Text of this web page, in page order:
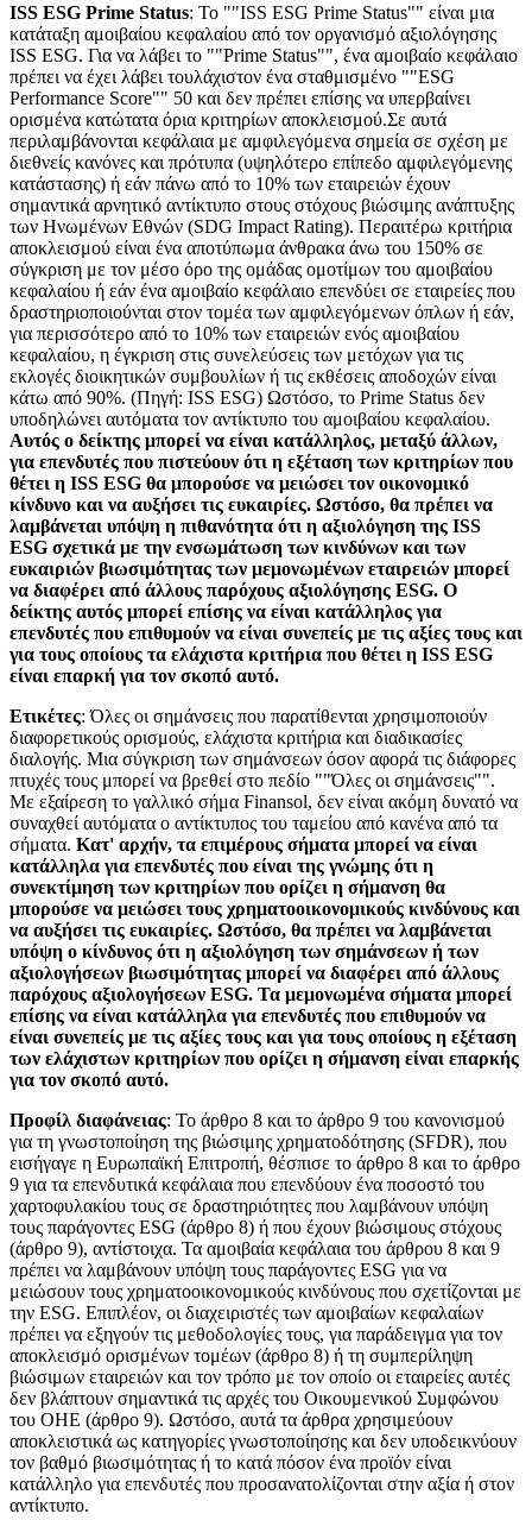
ISS ESG Prime Status: Το ""ISS ESG Prime Status"" είναι μια
κατάταξη αμοιβαίου κεφαλαίου από τον οργανισμό αξιολόγησης
ISS ESG. Για να λάβει το ""Prime Status"", ένα αμοιβαίο κεφάλαιο
πρέπει να έχει λάβει τουλάχιστον ένα σταθμισμένο ""ESG
Performance Score"" 50 και δεν πρέπει επίσης να υπερβαίνει
ορισμένα κατώτατα όρια κριτηρίων αποκλεισμού.Σε αυτά
περιλαμβάνονται κεφάλαια με αμφιλεγόμενα σημεία σε σχέση με
διεθνείς κανόνες και πρότυπα (υψηλότερο επίπεδο αμφιλεγόμενης
κατάστασης) ή εάν πάνω από το 10% των εταιρειών έχουν
σημαντικά αρνητικό αντίκτυπο στους στόχους βιώσιμης ανάπτυξης
των Ηνωμένων Εθνών (SDG Impact Rating). Περαιτέρω κριτήρια
αποκλεισμού είναι ένα αποτύπωμα άνθρακα άνω του 150% σε
σύγκριση με τον μέσο όρο της ομάδας ομοτίμων του αμοιβαίου
κεφαλαίου ή εάν ένα αμοιβαίο κεφάλαιο επενδύει σε εταιρείες που
δραστηριοποιούνται στον τομέα των αμφιλεγόμενων όπλων ή εάν,
για περισσότερο από το 10% των εταιρειών ενός αμοιβαίου
κεφαλαίου, η έγκριση στις συνελεύσεις των μετόχων για τις
εκλογές διοικητικών συμβουλίων ή τις εκθέσεις αποδοχών είναι
κάτω από 90%. (Πηγή: ISS ESG) Ωστόσο, το Prime Status δεν
υποδηλώνει αυτόματα τον αντίκτυπο του αμοιβαίου κεφαλαίου.
Αυτός ο δείκτης μπορεί να είναι κατάλληλος, μεταξύ άλλων,
για επενδυτές που πιστεύουν ότι η εξέταση των κριτηρίων που
θέτει η ISS ESG θα μπορούσε να μειώσει τον οικονομικό
κίνδυνο και να αυξήσει τις ευκαιρίες. Ωστόσο, θα πρέπει να
λαμβάνεται υπόψη η πιθανότητα ότι η αξιολόγηση της ISS
ESG σχετικά με την ενσωμάτωση των κινδύνων και των
ευκαιριών βιωσιμότητας των μεμονωμένων εταιρειών μπορεί
να διαφέρει από άλλους παρόχους αξιολόγησης ESG. Ο
δείκτης αυτός μπορεί επίσης να είναι κατάλληλος για
επενδυτές που επιθυμούν να είναι συνεπείς με τις αξίες τους και
για τους οποίους τα ελάχιστα κριτήρια που θέτει η ISS ESG
είναι επαρκή για τον σκοπό αυτό.
Ετικέτες: Όλες οι σημάνσεις που παρατίθενται χρησιμοποιούν
διαφορετικούς ορισμούς, ελάχιστα κριτήρια και διαδικασίες
διαλογής. Μια σύγκριση των σημάνσεων όσον αφορά τις διάφορες
πτυχές τους μπορεί να βρεθεί στο πεδίο ""Όλες οι σημάνσεις"".
Με εξαίρεση το γαλλικό σήμα Finansol, δεν είναι ακόμη δυνατό να
συναχθεί αυτόματα ο αντίκτυπος του ταμείου από κανένα από τα
σήματα. Κατ' αρχήν, τα επιμέρους σήματα μπορεί να είναι
κατάλληλα για επενδυτές που είναι της γνώμης ότι η
συνεκτίμηση των κριτηρίων που ορίζει η σήμανση θα
μπορούσε να μειώσει τους χρηματοοικονομικούς κινδύνους και
να αυξήσει τις ευκαιρίες. Ωστόσο, θα πρέπει να λαμβάνεται
υπόψη ο κίνδυνος ότι η αξιολόγηση των σημάνσεων ή των
αξιολογήσεων βιωσιμότητας μπορεί να διαφέρει από άλλους
παρόχους αξιολογήσεων ESG. Τα μεμονωμένα σήματα μπορεί
επίσης να είναι κατάλληλα για επενδυτές που επιθυμούν να
είναι συνεπείς με τις αξίες τους και για τους οποίους η εξέταση
των ελάχιστων κριτηρίων που ορίζει η σήμανση είναι επαρκής
για τον σκοπό αυτό.
Προφίλ διαφάνειας: Το άρθρο 8 και το άρθρο 9 του κανονισμού
για τη γνωστοποίηση της βιώσιμης χρηματοδότησης (SFDR), που
εισήγαγε η Ευρωπαϊκή Επιτροπή, θέσπισε το άρθρο 8 και το άρθρο
9 για τα επενδυτικά κεφάλαια που επενδύουν ένα ποσοστό του
χαρτοφυλακίου τους σε δραστηριότητες που λαμβάνουν υπόψη
τους παράγοντες ESG (άρθρο 8) ή που έχουν βιώσιμους στόχους
(άρθρο 9), αντίστοιχα. Τα αμοιβαία κεφάλαια του άρθρου 8 και 9
πρέπει να λαμβάνουν υπόψη τους παράγοντες ESG για να
μειώσουν τους χρηματοοικονομικούς κινδύνους που σχετίζονται με
την ESG. Επιπλέον, οι διαχειριστές των αμοιβαίων κεφαλαίων
πρέπει να εξηγούν τις μεθοδολογίες τους, για παράδειγμα για τον
αποκλεισμό ορισμένων τομέων (άρθρο 8) ή τη συμπερίληψη
βιώσιμων εταιρειών και τον τρόπο με τον οποίο οι εταιρείες αυτές
δεν βλάπτουν σημαντικά τις αρχές του Οικουμενικού Συμφώνου
του ΟΗΕ (άρθρο 9). Ωστόσο, αυτά τα άρθρα χρησιμεύουν
αποκλειστικά ως κατηγορίες γνωστοποίησης και δεν υποδεικνύουν
τον βαθμό βιωσιμότητας ή το κατά πόσον ένα προϊόν είναι
κατάλληλο για επενδυτές που προσανατολίζονται στην αξία ή στον
αντίκτυπο.